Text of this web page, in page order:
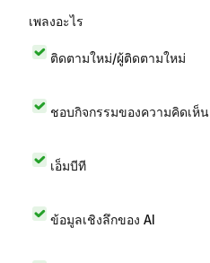
เพลงอะไร
ติดตามใหม่/ผู้ติดตามใหม่
ชอบกิจกรรมของความคิดเห็น
เอ็มบีที
ข้อมูลเชิงลึกของ AI